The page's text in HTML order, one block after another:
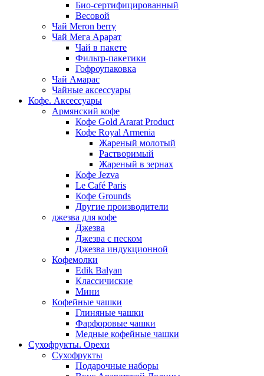
Био-сертифицированный
Весовой
Чай Meron berry
Чай Мега Арарат
Чай в пакете
Фильтр-пакетики
Гофроупаковка
Чай Амарас
Чайные аксессуары
Кофе. Аксессуары
Армянский кофе
Кофе Gold Ararat Product
Кофе Royal Armenia
Жареный молотый
Растворимый
Жареный в зернах
Кофе Jezva
Le Café Paris
Кофе Grounds
Другие производители
джезва для кофе
Джезва
Джезва с песком
Джезва индукционной
Кофемолки
Edik Balyan
Классичиские
Мини
Кофейные чашки
Глиняные чашки
Фарфоровые чашки
Медные кофейные чашки
Сухофрукты. Орехи
Сухофрукты
Подарочные наборы